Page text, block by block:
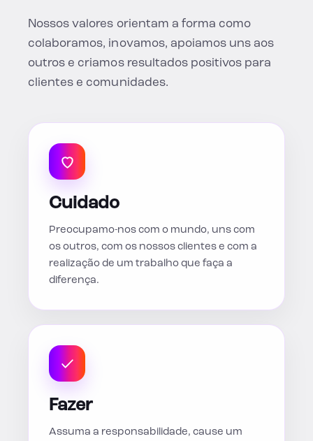
Nossos valores orientam a forma como
colaboramos, inovamos, apoiamos uns aos
outros e criamos resultados positivos para
clientes e comunidades.
Cuidado
Preocupamo-nos com o mundo, uns com
os outros, com os nossos clientes e com a
realização de um trabalho que faça a
diferença.
Fazer
Assuma a responsabilidade, cause um